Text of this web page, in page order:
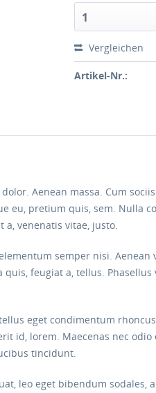
1
Vergleichen
Artikel-Nr.:
Aenean massa. Cum
pretium quis, sem. Nulla
venenatis vitae, justo.
semper nisi.
feugiat a, tellus.
eget condimentum
id, lorem. Maecenas nec
tincidunt.
leo eget bibendum sodales,